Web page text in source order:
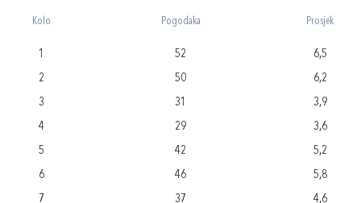
Kolo Pogodaka Prosjek
1 52
6,5
2
50
6,2
3
31
3,9
4
29
3,6
5
42
5,2
6
46
5,8
7
37
4,6